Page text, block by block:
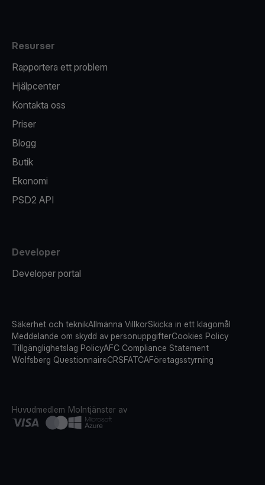
Resurser
Rapportera ett problem
Hjälpcenter
Kontakta oss
Priser
Blogg
Butik
Ekonomi
PSD2 API
Developer
Developer portal
Säkerhet och teknikAllmänna VillkorSkicka in ett klagomål
Meddelande om skydd av personuppgifterCookies Policy
Tillgänglighetslag PolicyAFC Compliance Statement
Wolfsberg QuestionnaireCRSFATCAFöretagsstyrning
Huvudmedlem Molntjänster av